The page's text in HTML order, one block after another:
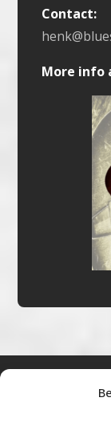
Contact:
More info